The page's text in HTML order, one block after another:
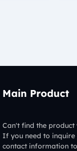
Main Product
Can't find the
If you need to
contact information